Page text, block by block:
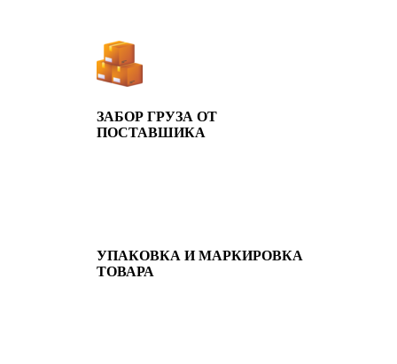
ЗАБОР ГРУЗА ОТ
ПОСТАВШИКА
УПАКОВКА И МАРКИРОВКА
ТОВАРА